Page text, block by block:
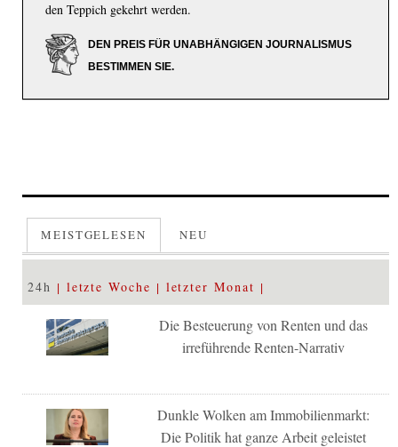
den Teppich gekehrt werden.
DEN PREIS FÜR UNABHÄNGIGEN JOURNALISMUS
BESTIMMEN SIE.
MEISTGELESEN NEU
24h letzte Woche letzter Monat
Die Besteuerung von Renten und das
irreführende Renten-Narrativ
Dunkle Wolken am Immobilienmarkt:
Die Politik hat ganze Arbeit geleistet